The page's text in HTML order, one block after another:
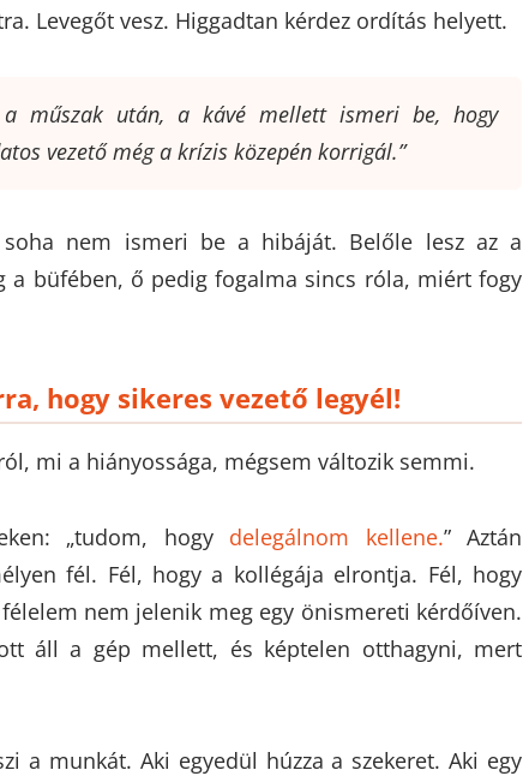
Levegőt vesz. Higgadtan kérdez ordítás helyett.
a műszak után, a kávé mellett ismeri be, hogy
vezető még a krízis közepén korrigál.”
soha nem ismeri be a hibáját. Belőle lesz az a
a büfében, ő pedig fogalma sincs róla, miért fogy
hogy sikeres vezető legyél!
mi a hiányossága, mégsem változik semmi.
„tudom, hogy delegálnom kellene.” Aztán
fél. Fél, hogy a kollégája elrontja. Fél, hogy
nem jelenik meg egy önismereti kérdőíven.
áll a gép mellett, és képtelen otthagyni, mert
a munkát. Aki egyedül húzza a szekeret. Aki egy